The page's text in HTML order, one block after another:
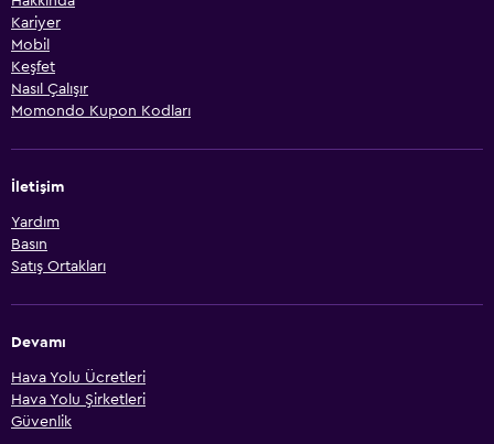
Kariyer
Mobil
Keşfet
Nasıl Çalışır
Momondo Kupon Kodları
İletişim
Yardım
Basın
Satış Ortakları
Devamı
Hava Yolu Ücretleri
Hava Yolu Şirketleri
Güvenlik